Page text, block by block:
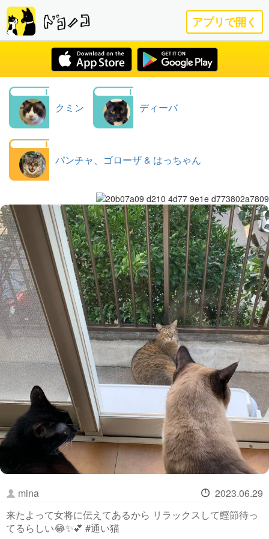
アプリで開く
クミン ディーバ
パンチャ、ゴローザ & はっちゃん
mina
2023.06.29
来たよって女将に伝えてあるから リラックスして鰹節待っ
てるらしい😂✨💕 #通い猫